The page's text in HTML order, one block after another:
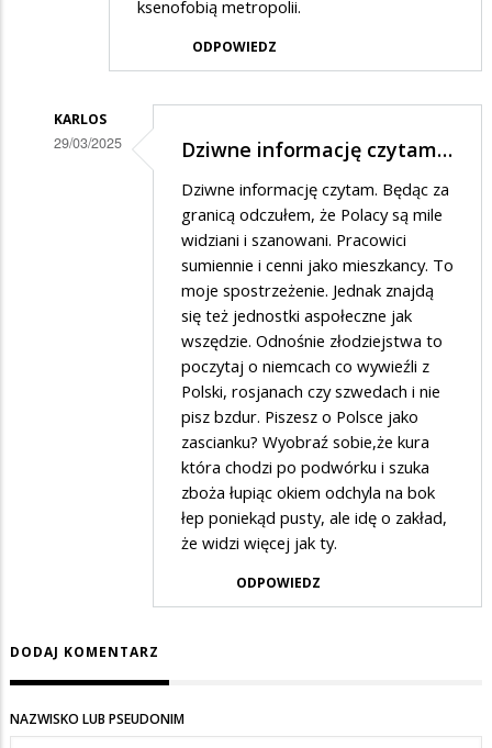
ksenofobią metropolii.
ODPOWIEDZ
KARLOS
29/03/2025 Dziwne informację czytam…
Dziwne informację czytam. Będąc za
granicą odczułem, że Polacy są mile
widziani i szanowani. Pracowici
sumiennie i cenni jako mieszkancy. To
moje spostrzeżenie. Jednak znajdą
się też jednostki aspołeczne jak
wszędzie. Odnośnie złodziejstwa to
poczytaj o niemcach co wywieźli z
Polski, rosjanach czy szwedach i nie
pisz bzdur. Piszesz o Polsce jako
zascianku? Wyobraź sobie,że kura
która chodzi po podwórku i szuka
zboża łupiąc okiem odchyla na bok
łep poniekąd pusty, ale idę o zakład,
że widzi więcej jak ty.
ODPOWIEDZ
DODAJ KOMENTARZ
NAZWISKO LUB PSEUDONIM